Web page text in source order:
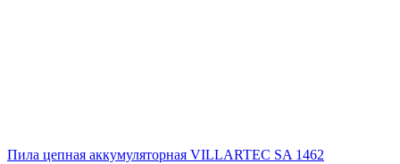
Пила цепная аккумуляторная VILLARTEC SA 1462